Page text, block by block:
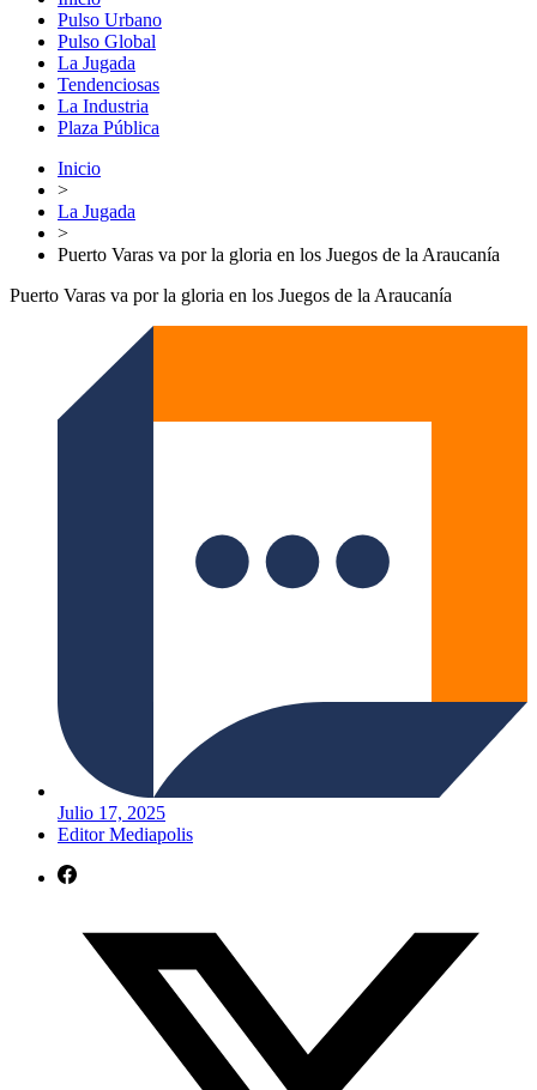
Pulso Urbano
Pulso Global
La Jugada
Tendenciosas
La Industria
Plaza Pública
Inicio
>
La Jugada
>
Puerto Varas va por la gloria en los Juegos de la Araucanía
Puerto Varas va por la gloria en los Juegos de la Araucanía
Julio 17, 2025
Editor Mediapolis